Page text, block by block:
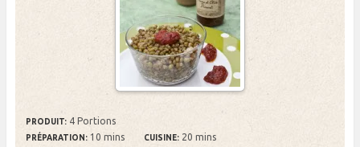
PRODUIT: 4 Portions
PRÉPARATION: 10 mins CUISINE: 20 mins